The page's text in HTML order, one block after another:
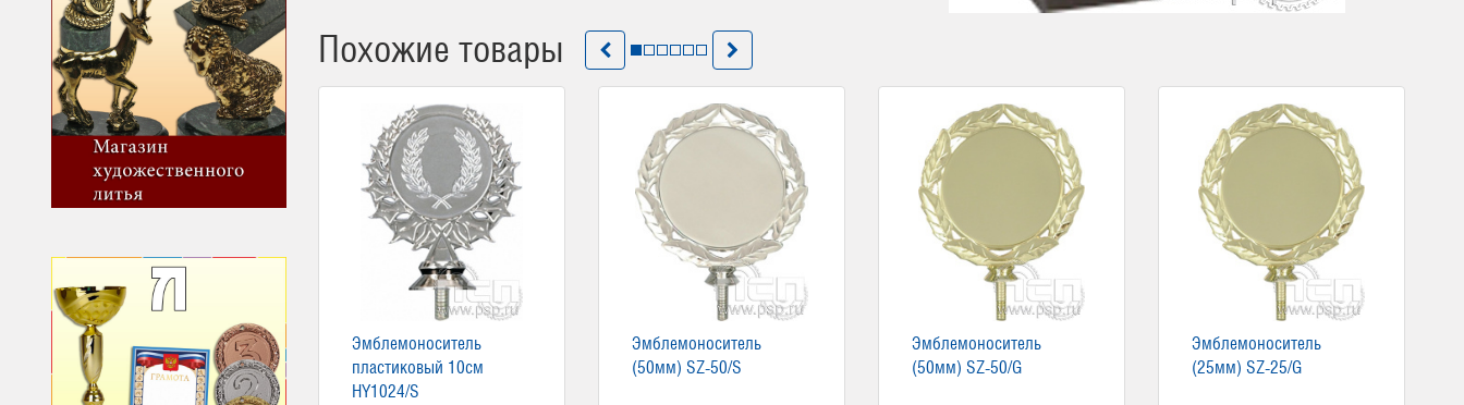
Похожие товары
Эмблемоноситель
пластиковый 10см
HY1024/S
Эмблемоноситель
(50мм) SZ-50/S
Эмблемоноситель
(50мм) SZ-50/G
Эмблемоноситель
(25мм) SZ-25/G